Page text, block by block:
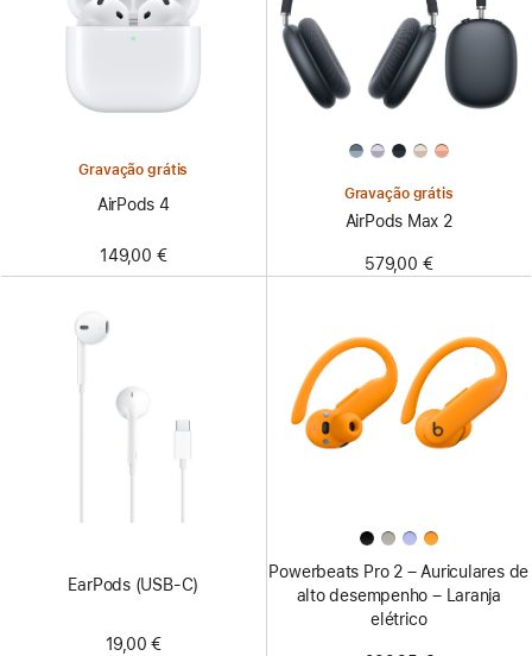
Gravação grátis
AirPods 4
149,00 €
Gravação grátis
AirPods Max 2
579,00 €
EarPods (USB‑C)
19,00 €
Powerbeats Pro 2 – Auriculares de
alto desempenho – Laranja
elétrico